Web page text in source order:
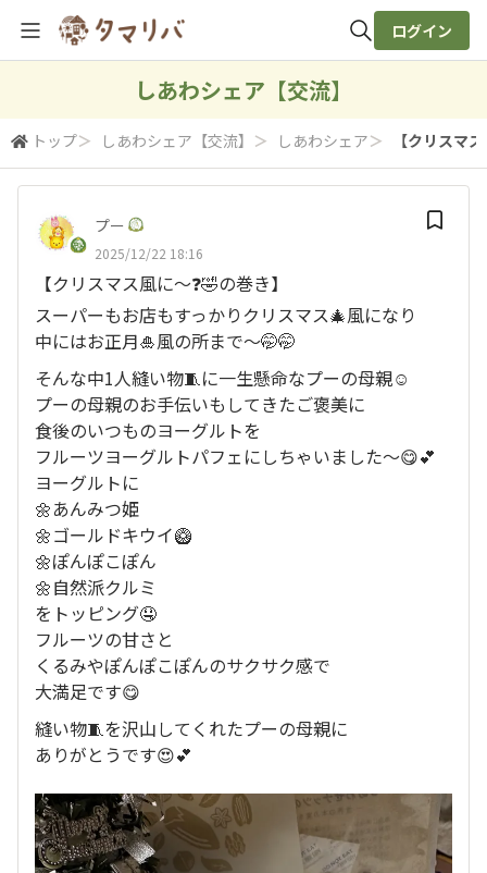
検索
ログイン
しあわシェア【交流】
トップ＞ しあわシェア【交流】 ＞ しあわシェア＞ 【クリスマ
プー
2025/12/22 18:16
【クリスマス風に〜❓🤣の巻き】
スーパーもお店もすっかりクリスマス🎄風になり
中にはお正月🎍風の所まで〜🤭🤭
そんな中1人縫い物🧵に一生懸命なプーの母親☺️
プーの母親のお手伝いもしてきたご褒美に
食後のいつものヨーグルトを
フルーツヨーグルトパフェにしちゃいました〜😋💕
ヨーグルトに
🌼あんみつ姫
🌼ゴールドキウイ🥝
🌼ぽんぽこぽん
🌼自然派クルミ
をトッピング🤤
フルーツの甘さと
くるみやぽんぽこぽんのサクサク感で
大満足です😋
縫い物🧵を沢山してくれたプーの母親に
ありがとうです😍💕